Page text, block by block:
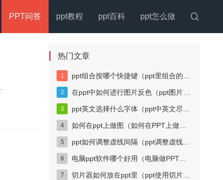

PPT问答 ppt教程 ppt百科 ppt怎么做
热门文章
ppt组合按哪个快捷键（ppt里组合的快捷键）
在ppt中如何进行图片反色（ppt图片颜色反向）
ppt英文选择什么字体（ppt中英文尽量使用哪种字体）
如何在ppt上做图（如何在PPT上做图片轮播）
ppt如何调整虚线间隔（ppt调整虚线间距）
电脑ppt软件哪个好用（电脑做PPT用什么软件好）
切片器如何放在ppt里（ppt使用切片器）